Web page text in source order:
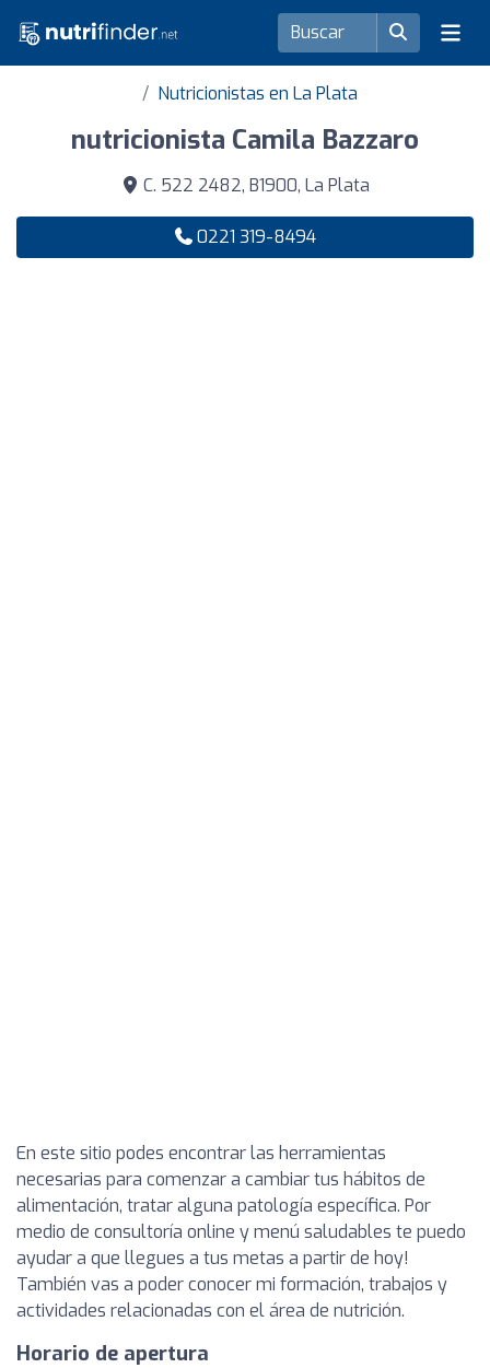
Nutricionistas en La Plata
nutricionista Camila Bazzaro
C. 522 2482, B1900, La Plata
0221 319-8494
En este sitio podes encontrar las herramientas
necesarias para comenzar a cambiar tus hábitos de
alimentación, tratar alguna patología específica. Por
medio de consultoría online y menú saludables te puedo
ayudar a que llegues a tus metas a partir de hoy!
También vas a poder conocer mi formación, trabajos y
actividades relacionadas con el área de nutrición.
Horario de apertura